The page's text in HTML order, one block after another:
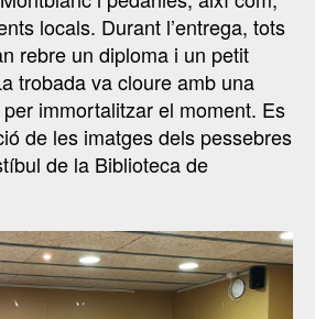
locals. Durant l’entrega, tots
rebre un diploma i un petit
trobada va cloure amb una
immortalitzar el moment. Es
de les imatges dels pessebres
de la Biblioteca de